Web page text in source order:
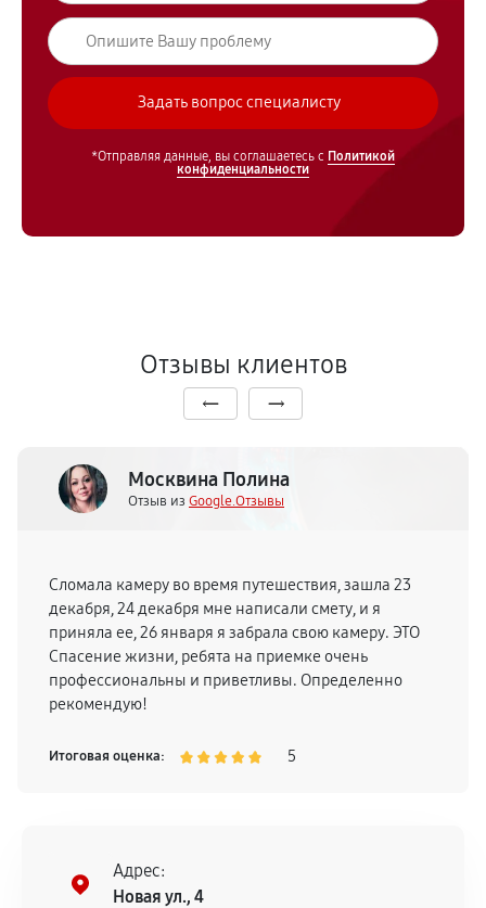
*Отправляя данные, вы соглашаетесь с Политикой
конфиденциальности
Отзывы клиентов
Москвина Полина
Отзыв из Google.Отзывы
Сломала камеру во время путешествия, зашла 23
декабря, 24 декабря мне написали смету, и я
приняла ее, 26 января я забрала свою камеру. ЭТО
Спасение жизни, ребята на приемке очень
профессиональны и приветливы. Определенно
рекомендую!
Итоговая оценка: 5
Адрес:
Новая ул., 4